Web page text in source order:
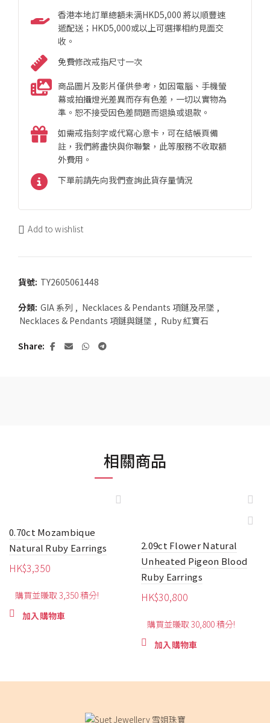
香港本地訂單總額未满HKD5,000 將以順豐速
遞配送；HKD5,000或以上可選擇相約見面交
收。
免費修改戒指尺寸一次
商品圖片及影片僅供參考，如因電腦、手機螢
幕或拍攝燈光差異而存有色差，一切以實物為
準。恕不接受因色差問題而退換或退款。
如需戒指刻字或代寫心意卡，可在結帳頁備
註，我們將盡快與你聯繫，此等服務不收取額
外費用。
下單前請先向我們查詢此貨存量情況
Add to wishlist
貨號: TY2605061448
分類: GIA 系列 , Necklaces & Pendants 項鏈及吊墜 ,
Necklaces & Pendants 項鏈與鏈墜 , Ruby 紅寶石
Share
相關商品
0.70ct Mozambique
Natural Ruby ​​Earrings
HK$3,350
購買並賺取 3,350 積分!
加入購物車
2.09ct Flower Natural
Unheated Pigeon Blood
Ruby ​​Earrings
HK$30,800
購買並賺取 30,800 積分!
加入購物車